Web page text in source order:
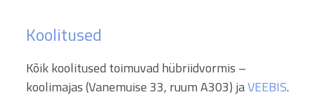
Koolitused
Kõik koolitused toimuvad hübriidvormis –
koolimajas (Vanemuise 33, ruum A303) jaVEEBIS.